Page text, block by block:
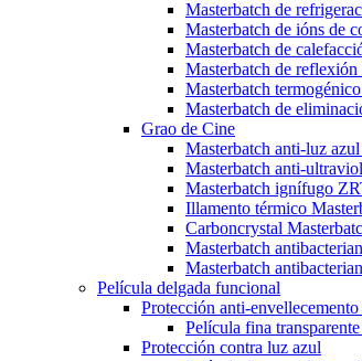
Masterbatch de
Masterbatch de ións de
Masterbatch de
Masterbatch de
Masterbatch
Masterbatch de
Grao de Cine
Masterbatch anti-luz
Masterbatch anti-
Masterbatch ignífugo
Illamento térmico
Carboncrystal
Masterbatch
Masterbatch
Película delgada funcional
Protección anti-
Película fina
Protección contra luz azul